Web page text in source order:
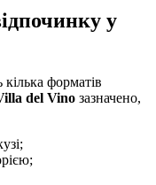
у
форматів
del Vino зазначено,